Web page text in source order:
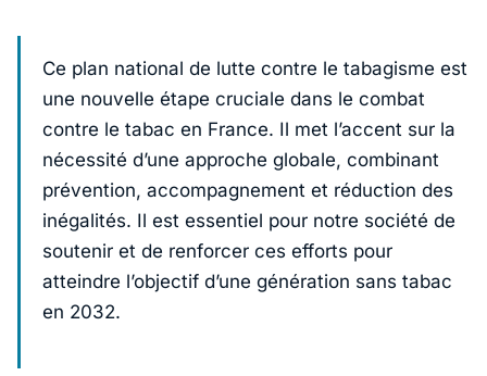
Ce plan national de lutte contre le tabagisme est
une nouvelle étape cruciale dans le combat
contre le tabac en France. Il met l’accent sur la
nécessité d’une approche globale, combinant
prévention, accompagnement et réduction des
inégalités. Il est essentiel pour notre société de
soutenir et de renforcer ces efforts pour
atteindre l’objectif d’une génération sans tabac
en 2032.